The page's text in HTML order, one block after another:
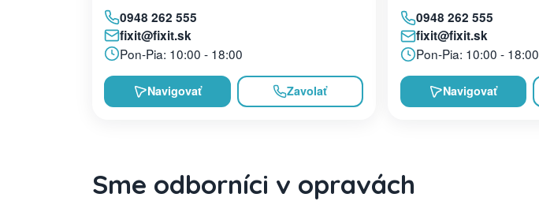
0948 262 555
fixit@fixit.sk
Pon-Pia: 10:00 - 18:00
Navigovať Zavolať
0948 262 555
fixit@fixit.sk
Pon-Pia: 10:00 - 18:00
Navigovať
Sme odborníci v opravách